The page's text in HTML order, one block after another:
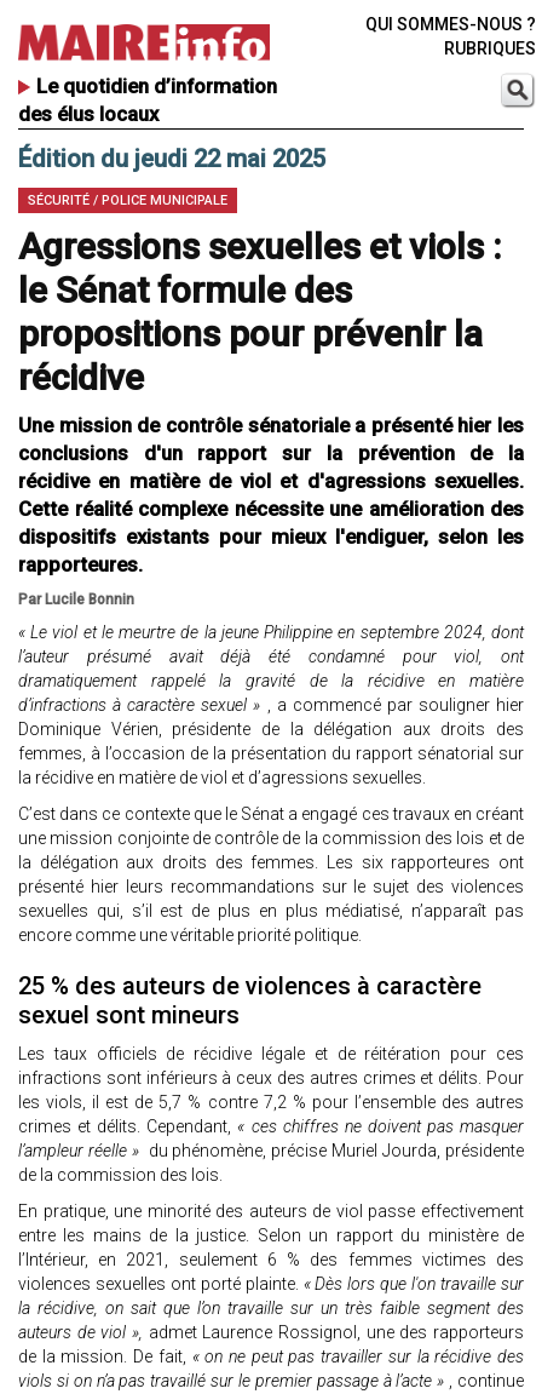
Le quotidien d’information
des élus locaux
QUI SOMMES-NOUS ?
RUBRIQUES
Édition du jeudi 22 mai 2025
SÉCURITÉ / POLICE MUNICIPALE
Agressions sexuelles et viols :
le Sénat formule des
propositions pour prévenir la
récidive
Une mission de contrôle sénatoriale a présenté hier les
conclusions d'un rapport sur la prévention de la
récidive en matière de viol et d'agressions sexuelles.
Cette réalité complexe nécessite une amélioration des
dispositifs existants pour mieux l'endiguer, selon les
rapporteures.
Par Lucile Bonnin
« Le viol et le meurtre de la jeune Philippine en septembre 2024, dont
l’auteur présumé avait déjà été condamné pour viol, ont
dramatiquement rappelé la gravité de la récidive en matière
d’infractions à caractère sexuel » , a commencé par souligner hier
Dominique Vérien, présidente de la délégation aux droits des
femmes, à l’occasion de la présentation du rapport sénatorial sur
la récidive en matière de viol et d’agressions sexuelles.
C’est dans ce contexte que le Sénat a engagé ces travaux en créant
une mission conjointe de contrôle de la commission des lois et de
la délégation aux droits des femmes. Les six rapporteures ont
présenté hier leurs recommandations sur le sujet des violences
sexuelles qui, s’il est de plus en plus médiatisé, n’apparaît pas
encore comme une véritable priorité politique.
25 % des auteurs de violences à caractère
sexuel sont mineurs
Les taux officiels de récidive légale et de réitération pour ces
infractions sont inférieurs à ceux des autres crimes et délits. Pour
les viols, il est de 5,7 % contre 7,2 % pour l’ensemble des autres
crimes et délits. Cependant, « ces chiffres ne doivent pas masquer
l’ampleur réelle » du phénomène, précise Muriel Jourda, présidente
de la commission des lois.
En pratique, une minorité des auteurs de viol passe effectivement
entre les mains de la justice. Selon un rapport du ministère de
l’Intérieur, en 2021, seulement 6 % des femmes victimes des
violences sexuelles ont porté plainte. « Dès lors que l'on travaille sur
la récidive, on sait que l’on travaille sur un très faible segment des
auteurs de viol », admet Laurence Rossignol, une des rapporteurs
de la mission. De fait, « on ne peut pas travailler sur la récidive des
viols si on n’a pas travaillé sur le premier passage à l’acte » , continue